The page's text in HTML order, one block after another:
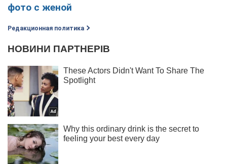
фото с женой
Редакционная политика